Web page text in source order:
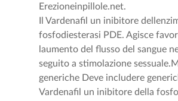
Erezioneinpillole.net.
Il Vardenafil un inibitore
fosfodiesterasi PDE. Agisce
laumento del flusso del sangue
seguito a stimolazione
generiche Deve includere
Vardenafil un inibitore della